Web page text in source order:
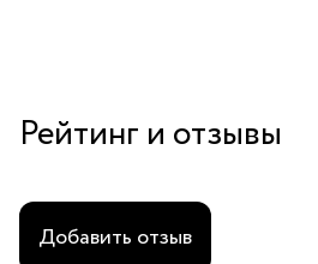
Рейтинг и отзывы
Добавить отзыв